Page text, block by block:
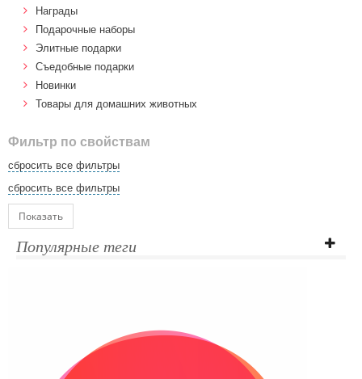
Награды
Подарочные наборы
Элитные подарки
Cъедобные подарки
Новинки
Товары для домашних животных
Фильтр по свойствам
сбросить все фильтры
сбросить все фильтры
Показать
Популярные теги